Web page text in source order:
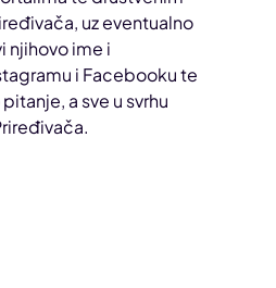
uz eventualno
njihovo ime i
i Facebooku te
a sve u svrhu